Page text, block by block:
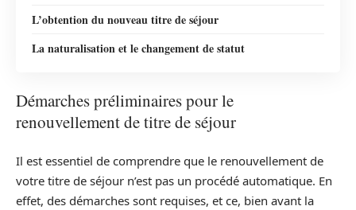
L’obtention du nouveau titre de séjour
La naturalisation et le changement de statut
Démarches préliminaires pour le
renouvellement de titre de séjour
Il est essentiel de comprendre que le renouvellement de
votre titre de séjour n’est pas un procédé automatique. En
effet, des démarches sont requises, et ce, bien avant la